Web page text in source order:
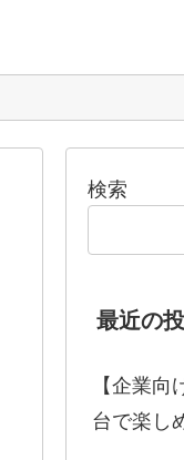
検索
最近の
【企業
台で楽し